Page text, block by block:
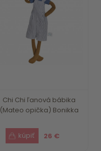
Chi Chi ľanová bábika
(Mateo opička) Bonikka
26 €